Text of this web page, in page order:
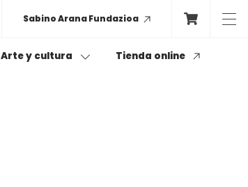
Arte y cultura Tienda online
Sabino Arana Fundazioa